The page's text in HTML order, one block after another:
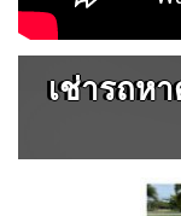
เช่ารถห